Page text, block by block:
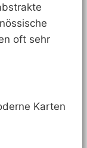
oft sehr
Karten